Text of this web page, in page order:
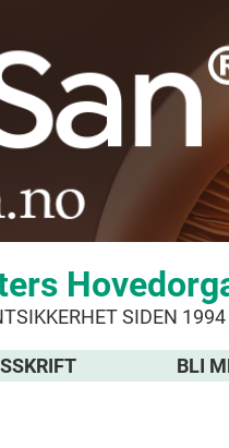
SIDEN 1994
BLI